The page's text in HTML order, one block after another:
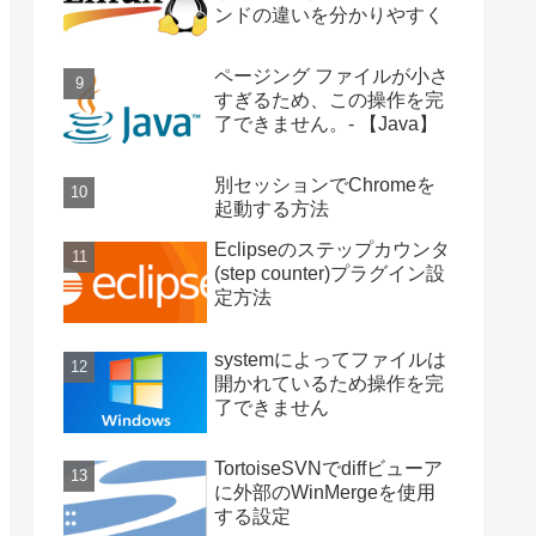
ンドの違いを分かりやすく
ページング ファイルが小さ
すぎるため、この操作を完
了できません。- 【Java】
別セッションでChromeを
起動する方法
Eclipseのステップカウンタ
(step counter)プラグイン設
定方法
systemによってファイルは
開かれているため操作を完
了できません
TortoiseSVNでdiffビューア
に外部のWinMergeを使用
する設定